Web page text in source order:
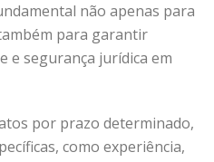
não apenas para
para garantir
e segurança jurídica em
por prazo determinado,
como experiência,